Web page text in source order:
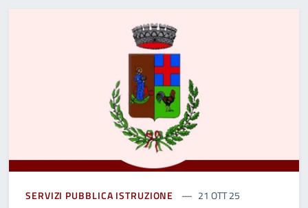
SERVIZI PUBBLICA ISTRUZIONE 21 OTT 25